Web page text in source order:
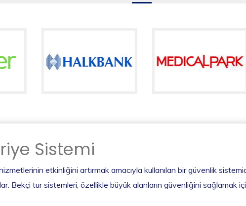
Sistemi
etkinliğini artırmak amacıyla kullanılan bir güvenlik
Bekçi tur sistemleri, özellikle büyük alanların güvenliğini sağlamak